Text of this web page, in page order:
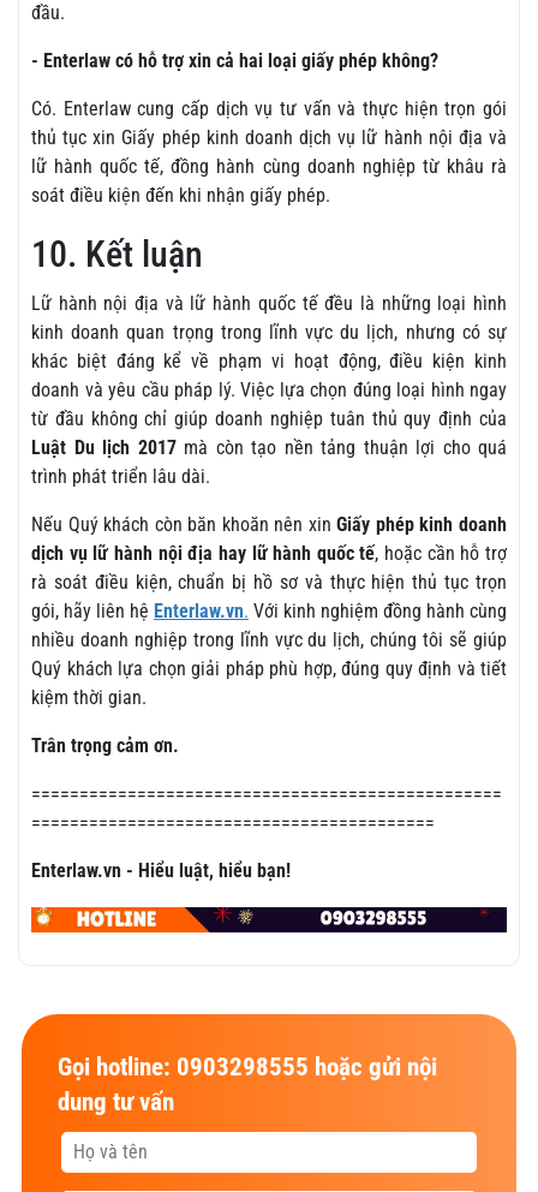
đầu.
- Enterlaw có hỗ trợ xin cả hai loại giấy phép không?
Có. Enterlaw cung cấp dịch vụ tư vấn và thực hiện trọn gói
thủ tục xin Giấy phép kinh doanh dịch vụ lữ hành nội địa và
lữ hành quốc tế, đồng hành cùng doanh nghiệp từ khâu rà
soát điều kiện đến khi nhận giấy phép.
10. Kết luận
Lữ hành nội địa và lữ hành quốc tế đều là những loại hình
kinh doanh quan trọng trong lĩnh vực du lịch, nhưng có sự
khác biệt đáng kể về phạm vi hoạt động, điều kiện kinh
doanh và yêu cầu pháp lý. Việc lựa chọn đúng loại hình ngay
từ đầu không chỉ giúp doanh nghiệp tuân thủ quy định của
Luật Du lịch 2017mà còn tạo nền tảng thuận lợi cho quá
trình phát triển lâu dài.
Nếu Quý khách còn băn khoăn nên xinGiấy phép kinh doanh
dịch vụ lữ hành nội địa hay lữ hành quốc tế, hoặc cần hỗ trợ
rà soát điều kiện, chuẩn bị hồ sơ và thực hiện thủ tục trọn
gói, hãy liên hệ Enterlaw.vn. Với kinh nghiệm đồng hành cùng
nhiều doanh nghiệp trong lĩnh vực du lịch, chúng tôi sẽ giúp
Quý khách lựa chọn giải pháp phù hợp, đúng quy định và tiết
kiệm thời gian.
Trân trọng cảm ơn.
=================================================
==========================================
Enterlaw.vn - Hiểu luật, hiểu bạn!
Gọi hotline: 0903298555 hoặc gửi nội
dung tư vấn